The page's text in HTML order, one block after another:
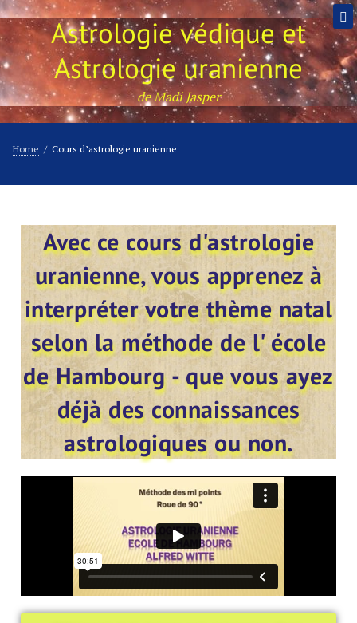
Astrologie védique et
Astrologie uranienne
de Madi Jasper
Home / Cours d’astrologie uranienne
Avec ce cours d'astrologie
uranienne, vous apprenez à
interpréter votre thème natal
selon la méthode de l' école
de Hambourg - que vous ayez
déjà des connaissances
astrologiques ou non.